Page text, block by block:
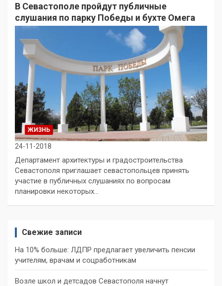
В Севастополе пройдут публичные
слушания по парку Победы и бухте Омега
ЖИЗНЬ
24-11-2018
Департамент архитектуры и градостроительства
Севастополя приглашает севастопольцев принять
участие в публичных слушаниях по вопросам
планировки некоторых…
Свежие записи
На 10% больше: ЛДПР предлагает увеличить пенсии
учителям, врачам и соцработникам
Возле школ и детсадов Севастополя начнут